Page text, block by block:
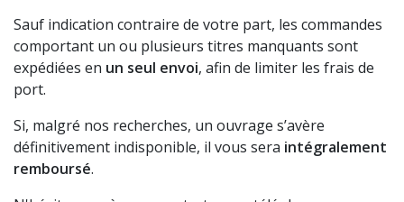
Sauf indication contraire de votre part, les commandes
comportant un ou plusieurs titres manquants sont
expédiées en un seul envoi, afin de limiter les frais de
port.
Si, malgré nos recherches, un ouvrage s’avère
définitivement indisponible, il vous sera intégralement
remboursé.